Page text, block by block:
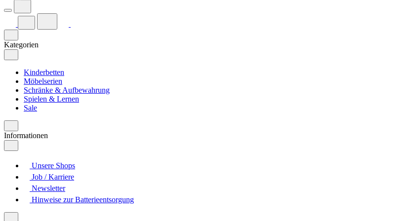
Kategorien
Kinderbetten
Möbelserien
Schränke & Aufbewahrung
Spielen & Lernen
Sale
Informationen
Unsere Shops
Job / Karriere
Newsletter
Hinweise zur Batterieentsorgung